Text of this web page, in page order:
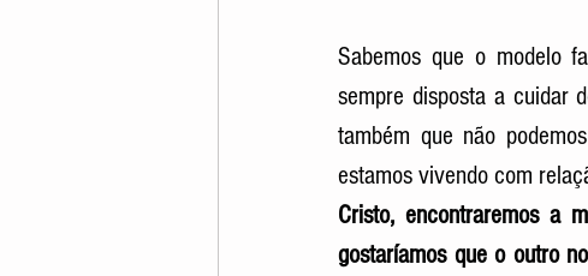
Sabemos que o modelo
sempre disposta a cuidar
também que não
estamos vivendo com
Cristo, encontraremos a
gostaríamos que o outro